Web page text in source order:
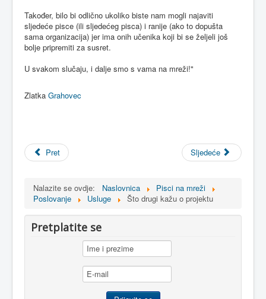
Također, bilo bi odlično ukoliko biste nam mogli najaviti
sljedeće pisce (ili sljedećeg pisca) i ranije (ako to dopušta
sama organizacija) jer ima onih učenika koji bi se željeli još
bolje pripremiti za susret.
U svakom slučaju, i dalje smo s vama na mreži!"
Zlatka Grahovec
Pret Sljedeće
Nalazite se ovdje: Naslovnica
Pisci na mreži
Poslovanje
Usluge Što drugi kažu o projektu
Pretplatite se